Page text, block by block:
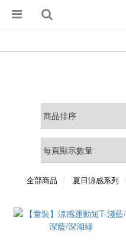
全部商品 夏日涼感系列